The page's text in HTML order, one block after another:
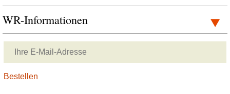
WR-Informationen